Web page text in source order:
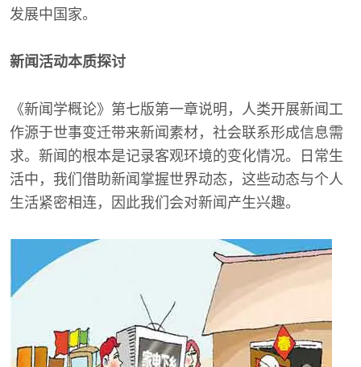
发展中国家。
新闻活动本质探讨
《新闻学概论》第七版第一章说明，人类开展新闻工
作源于世事变迁带来新闻素材，社会联系形成信息需
求。新闻的根本是记录客观环境的变化情况。日常生
活中，我们借助新闻掌握世界动态，这些动态与个人
生活紧密相连，因此我们会对新闻产生兴趣。